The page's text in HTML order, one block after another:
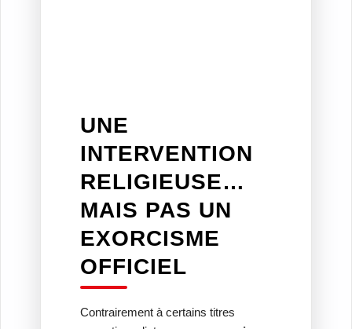
UNE
INTERVENTION
RELIGIEUSE…
MAIS PAS UN
EXORCISME
OFFICIEL
Contrairement à certains titres